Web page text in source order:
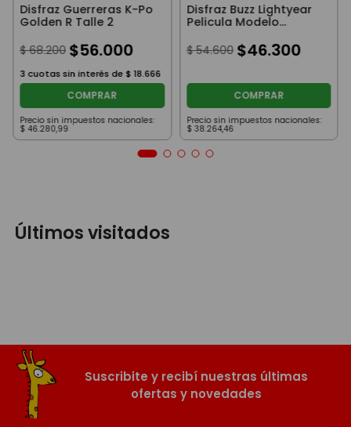
Disfraz Guerreras K-Po
Golden R Talle 2
$ 68.200 $56.000
3 cuotas sin interés de $18.666
COMPRAR
Precio sin impuestos nacionales:
$ 46.280,99
Disfraz Buzz Lightyear
Pelicula Modelo
$ 54.600 $46.300
COMPRAR
Precio sin impuestos nacionales:
$ 38.264,46
Últimos visitados
Suscribite y recibí nuestras últimas
ofertas y novedades